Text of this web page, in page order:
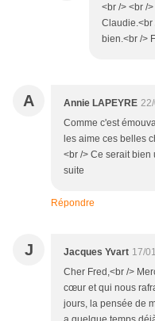
<br /> <br /
Claudie.<br
bien.<br />
A Annie LAPEYRE
Comme c'est
les aime ces belles
<br /> Ce serait bien
suite
Répondre
J Jacques Yvart 17/
Cher Fred,<br />
cœur et qui nous
jours, la pensée de